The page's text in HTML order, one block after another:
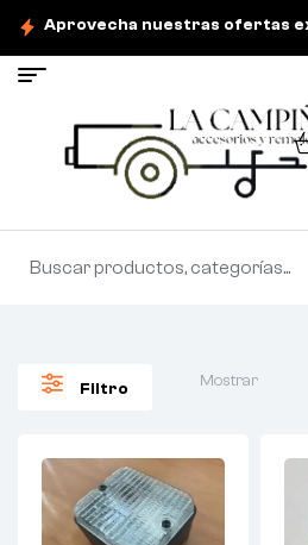
Aprovecha nuestras ofertas
Filtro Mostrar